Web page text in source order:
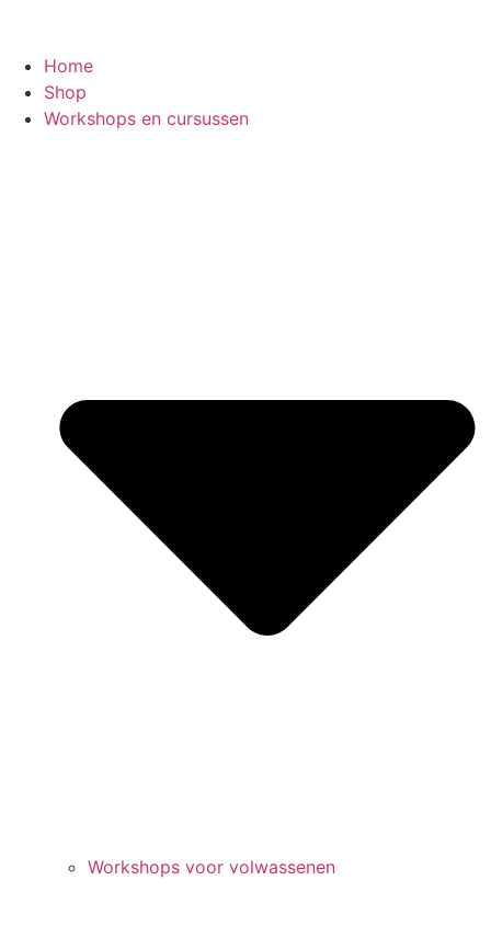
Home
Shop
Workshops en cursussen
Workshops voor volwassenen